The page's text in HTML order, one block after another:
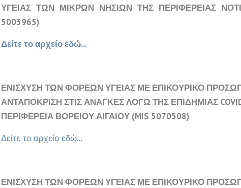
ΥΓΕΙΑΣ ΤΩΝ ΜΙΚΡΩΝ ΝΗΣΙΩΝ ΤΗΣ ΠΕΡΙΦΕΡΕΙΑΣ
5003965)
Δείτε το αρχείο εδώ...
ΕΝΙΣΧΥΣΗ ΤΩΝ ΦΟΡΕΩΝ ΥΓΕΙΑΣ ΜΕ ΕΠΙΚΟΥΡΙΚΟ
ΑΝΤΑΠΟΚΡΙΣΗ ΣΤΙΣ ΑΝΑΓΚΕΣ ΛΟΓΩ ΤΗΣ ΕΠΙΔΗΜΙΑΣ
ΠΕΡΙΦΕΡΕΙΑ ΒΟΡΕΙΟΥ ΑΙΓΑΙΟΥ (MIS 5070508)
Δείτε το αρχείο εδώ...
ΕΝΙΣΧΥΣΗ ΤΩΝ ΦΟΡΕΩΝ ΥΓΕΙΑΣ ΜΕ ΕΠΙΚΟΥΡΙΚΟ